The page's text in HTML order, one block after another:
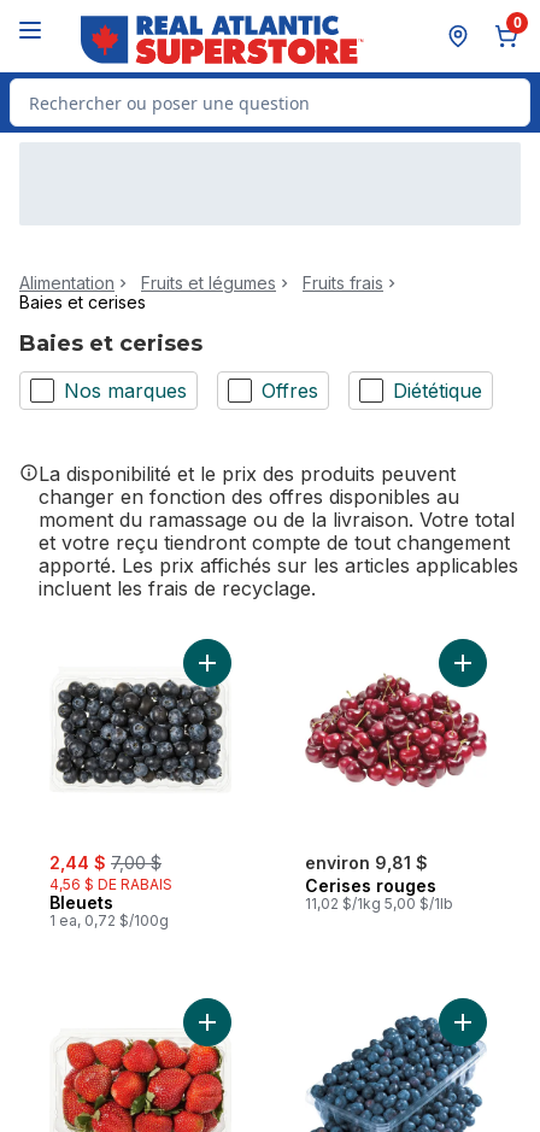
0
Rechercher des produits
Alimentation Fruits et légumes
Fruits frais
Baies et cerises
Baies et cerises
Nos marques Offres Diététique
La disponibilité et le prix des produits peuvent
changer en fonction des offres disponibles au
moment du ramassage ou de la livraison. Votre total
et votre reçu tiendront compte de tout changement
apporté. Les prix affichés sur les articles applicables
incluent les frais de recyclage.
sale:
2,44 $ , formerly:
7,00 $
4,56 $ DE RABAIS
Bleuets
1 ea, 0,72 $/100g
Ajouter Bleuets au panier
environ 9,81 $
Cerises rouges
11,02 $/1kg 5,00 $/1lb
Ajouter
Ajouter Fraises, 1 lb au panier Ajouter